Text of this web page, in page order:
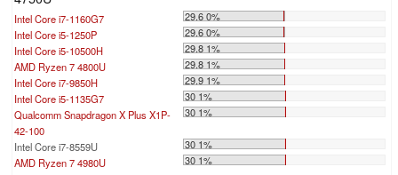
Intel Core i7-1160G7
29.6 0%
Intel Core i5-1250P
29.6 0%
Intel Core i5-10500H
29.8 1%
AMD Ryzen 7 4800U
29.8 1%
Intel Core i7-9850H
29.9 1%
Intel Core i5-1135G7
30 1%
Qualcomm Snapdragon X Plus X1P-
42-100
30 1%
Intel Core i7-8559U
30 1%
AMD Ryzen 7 4980U
30 1%